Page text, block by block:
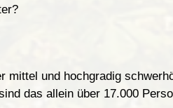
mittel und hochgradig
das allein über 17.000